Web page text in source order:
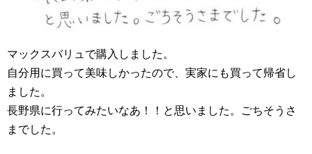
マックスバリュで購入しました。
自分用に買って美味しかったので、実家にも買って帰省し
ました。
長野県に行ってみたいなあ！！と思いました。ごちそうさ
までした。